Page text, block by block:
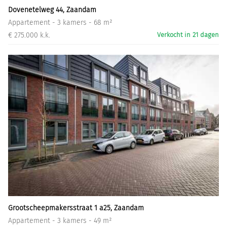
Dovenetelweg 44, Zaandam
Appartement - 3 kamers - 68 m²
€ 275.000 k.k.
Verkocht in 21 dagen
Grootscheepmakersstraat 1 a25, Zaandam
Appartement - 3 kamers - 49 m²